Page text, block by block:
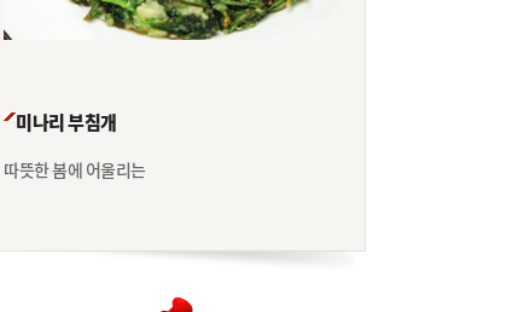
미나리 부침개
따뜻한 봄에 어울리는